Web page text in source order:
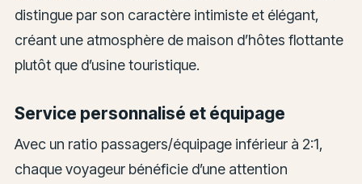
distingue par son caractère intimiste et élégant,
créant une atmosphère de maison d’hôtes flottante
plutôt que d’usine touristique.
Service personnalisé et équipage
Avec un ratio passagers/équipage inférieur à 2:1,
chaque voyageur bénéficie d’une attention